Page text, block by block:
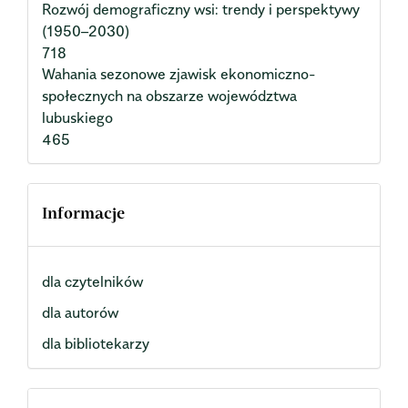
Rozwój demograficzny wsi: trendy i perspektywy
(1950–2030)
718
Wahania sezonowe zjawisk ekonomiczno-
społecznych na obszarze województwa
lubuskiego
465
Informacje
dla czytelników
dla autorów
dla bibliotekarzy